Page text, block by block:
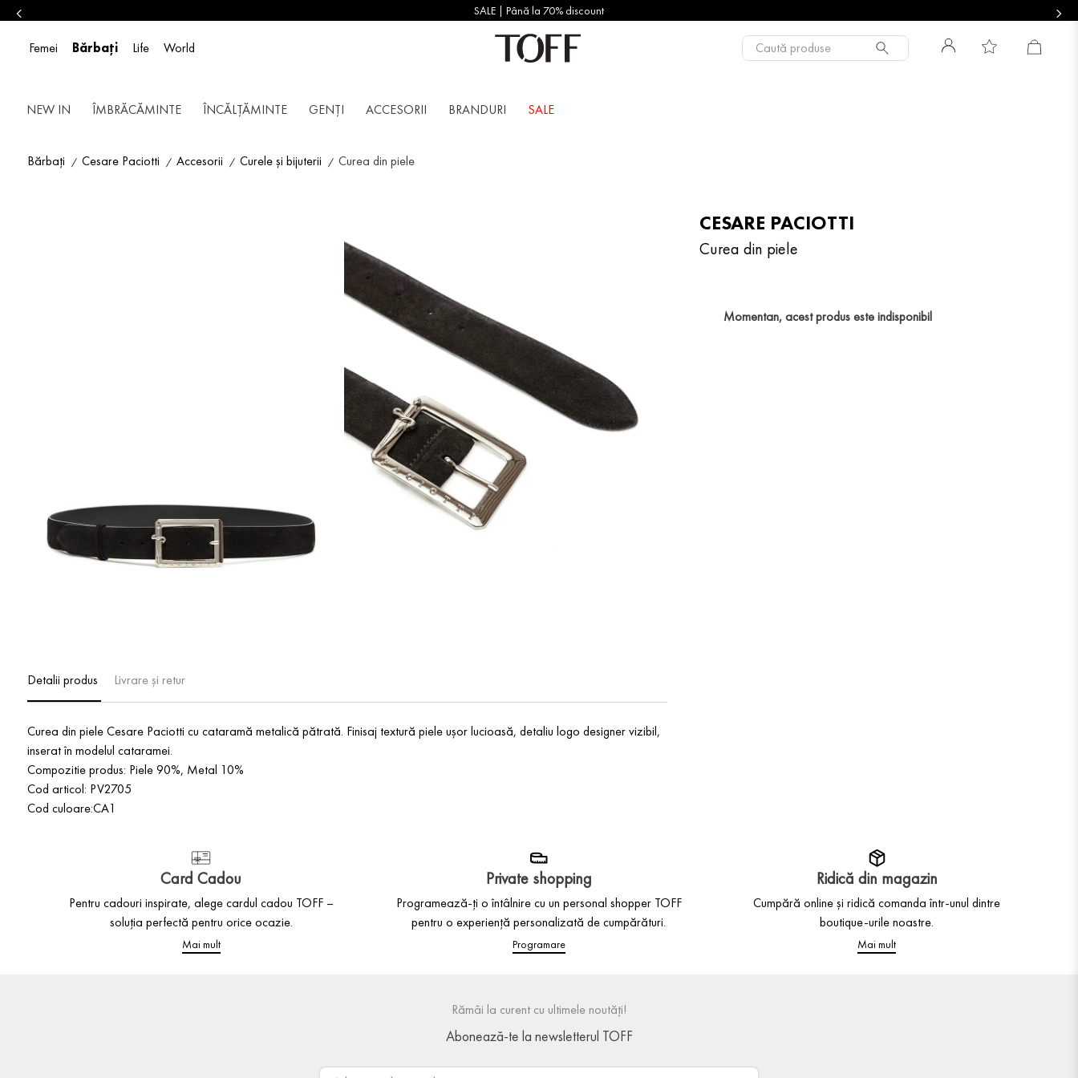
SALE | Până la 70% discount
Femei Bărbați Life World Caută produse
NEW IN ÎMBRĂCĂMINTE ÎNCĂLȚĂMINTE GENȚI ACCESORII BRANDURI SALE
Bărbați Cesare Paciotti Accesorii Curele și bijuterii Curea din piele
CESARE PACIOTTI
Curea din piele
Momentan, acest produs este indisponibil
Detalii produs Livrare și retur
Curea din piele Cesare Paciotti cu cataramă metalică pătrată. Finisaj textură pieleușorlucioasă, detaliu logo designer vizibil,
inseratîn modelul cataramei.
Compozitie produs: Piele 90%, Metal 10%
Cod articol: PV2705
Cod culoare:CA1
Card Cadou
Pentru cadouri inspirate, alege cardul cadou TOFF –
soluția perfectă pentru orice ocazie.
Mai mult
Private shopping
Programează-ți o întâlnire cu un personal shopper TOFF
pentru o experiență personalizată de cumpărături.
Programare
Ridică din magazin
Cumpără online și ridică comanda într-unul dintre
boutique-urile noastre.
Mai mult
Rămâi la curent cu ultimele noutăți!
Abonează-te la newsletterul TOFF